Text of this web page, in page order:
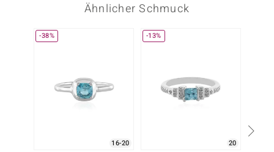
Ähnlicher Schmuck
-38%
16-20
-13%
20